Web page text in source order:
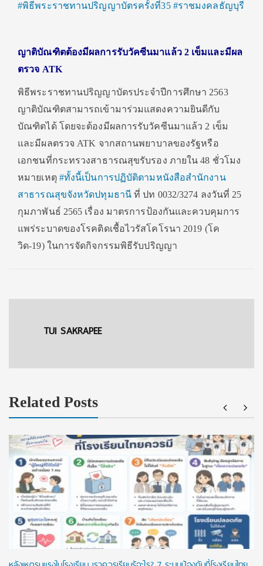
#พิธีพระราชทานปริญญาบัตรครั้งที่35 #ราชมงคลธัญบุรี
ญาติบัณฑิตต้องมีผลการรับวัคซีนมาแล้ว 2 เข็มและมีผล
ตรวจ ATK
พิธีพระราชทานปริญญาบัตรประจำปีการศึกษา 2563
ญาติบัณฑิตสามารถเข้ามาร่วมแสดงความยินดีกับ
บัณฑิตได้ โดยจะต้องมีผลการรับวัคซีนมาแล้ว 2 เข็ม
และมีผลตรวจ ATK จากสถานพยาบาลของรัฐหรือ
เอกชนที่กระทรวงสาธารณสุขรับรอง ภายใน 48 ชั่วโมง
หมายเหตุ #ทั้งนี้เป็นการปฏิบัติตามหนังสือสำนักงาน
สาธารณสุขจังหวัดปทุมธานีที่ ปท 0032/3274 ลงวันที่ 25
กุมภาพันธ์ 2565 เรื่อง มาตรการป้องกันและควบคุมการ
แพร่ระบาดของโรคติดเชื้อไวรัสโคโรนา 2019 (โค
วิด-19) ในการจัดกิจกรรมพิธีรับปริญญา
TUI SAKRAPEE
Related Posts